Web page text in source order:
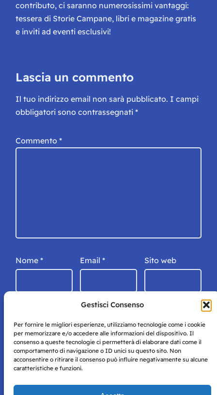
Gestisci Consenso
Per fornire le migliori esperienze, utilizziamo tecnologie come i cookie
per memorizzare e/o accedere alle informazioni del dispositivo. Il
consenso a queste tecnologie ci permetterà di elaborare dati come il
comportamento di navigazione o ID unici su questo sito. Non
acconsentire o ritirare il consenso può influire negativamente su alcune
caratteristiche e funzioni.
contributo, ci saranno numerosissimi vantaggi:
tessera di Storie Campane, libri e magazine gratis
e inviti ad eventi esclusivi!
Lascia un commento
Il tuo indirizzo email non sarà pubblicato. I campi
obbligatori sono contrassegnati *
Commento *
Nome * Email * Sito web
Storie di Napoli è una testata registrata presso il tribunale di